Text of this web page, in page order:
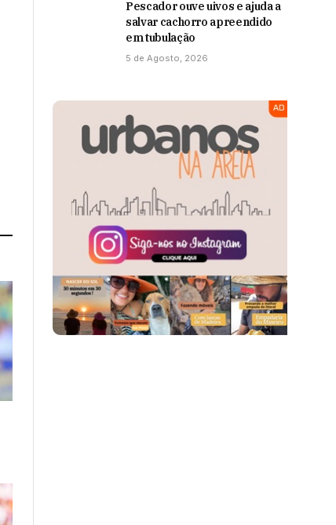
Pescador ouve uivos e ajuda a
salvar cachorro apreendido
em tubulação
5 de Agosto, 2026